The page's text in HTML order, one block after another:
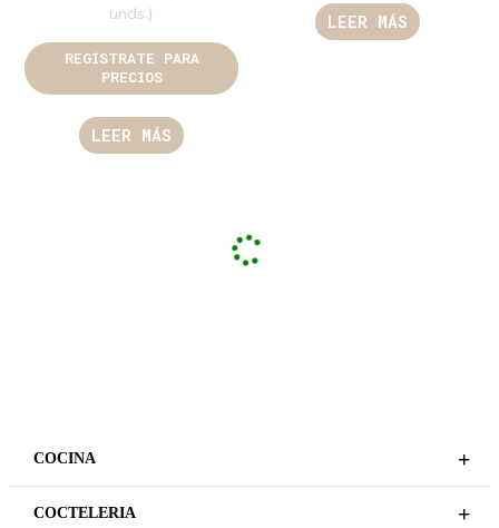
+
COCINA
+
COCTELERIA
unds.)
REGÍSTRATE PARA
PRECIOS
LEER MÁS
LEER MÁS